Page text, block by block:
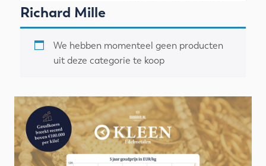
Richard Mille
We hebben momenteel geen producten
uit deze categorie te koop